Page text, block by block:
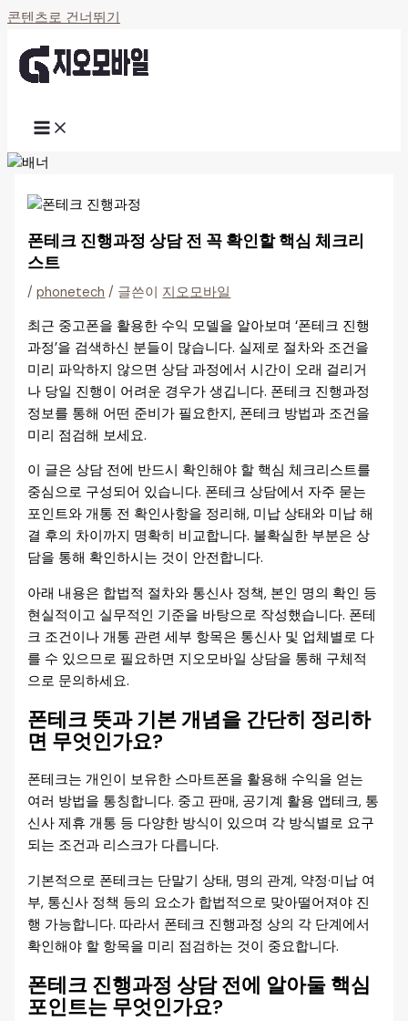
콘텐츠로 건너뛰기
폰테크 진행과정 상담 전 꼭 확인할 핵심 체크리
스트
/phonetech / 글쓴이 지오모바일
최근 중고폰을 활용한 수익 모델을 알아보며 ‘폰테크 진행
과정’을 검색하신 분들이 많습니다. 실제로 절차와 조건을
미리 파악하지 않으면 상담 과정에서 시간이 오래 걸리거
나 당일 진행이 어려운 경우가 생깁니다. 폰테크 진행과정
정보를 통해 어떤 준비가 필요한지, 폰테크 방법과 조건을
미리 점검해 보세요.
이 글은 상담 전에 반드시 확인해야 할 핵심 체크리스트를
중심으로 구성되어 있습니다. 폰테크 상담에서 자주 묻는
포인트와 개통 전 확인사항을 정리해, 미납 상태와 미납 해
결 후의 차이까지 명확히 비교합니다. 불확실한 부분은 상
담을 통해 확인하시는 것이 안전합니다.
아래 내용은 합법적 절차와 통신사 정책, 본인 명의 확인 등
현실적이고 실무적인 기준을 바탕으로 작성했습니다. 폰테
크 조건이나 개통 관련 세부 항목은 통신사 및 업체별로 다
를 수 있으므로 필요하면 지오모바일 상담을 통해 구체적
으로 문의하세요.
폰테크 뜻과 기본 개념을 간단히 정리하
면 무엇인가요?
폰테크는 개인이 보유한 스마트폰을 활용해 수익을 얻는
여러 방법을 통칭합니다. 중고 판매, 공기계 활용 앱테크, 통
신사 제휴 개통 등 다양한 방식이 있으며 각 방식별로 요구
되는 조건과 리스크가 다릅니다.
기본적으로 폰테크는 단말기 상태, 명의 관계, 약정·미납 여
부, 통신사 정책 등의 요소가 합법적으로 맞아떨어져야 진
행 가능합니다. 따라서 폰테크 진행과정 상의 각 단계에서
확인해야 할 항목을 미리 점검하는 것이 중요합니다.
폰테크 진행과정 상담 전에 알아둘 핵심
포인트는 무엇인가요?